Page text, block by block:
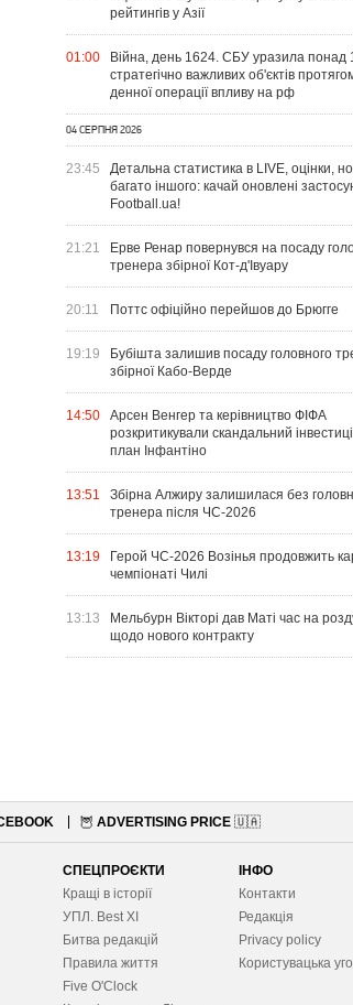
рейтингів у Азії
01:00
Війна, день 1624. СБУ уразила понад
стратегічно важливих об'єктів
денної операції впливу на рф
04 СЕРПНЯ 2026
23:45
Детальна статистика в LIVE, оцінки,
багато іншого: качай оновлені
Football.ua!
21:21
Ерве Ренар повернувся на посаду
тренера збірної Кот-д'Івуару
20:11 Поттс офіційно перейшов до Брюгге
19:19
Бубішта залишив посаду головного
збірної Кабо-Верде
14:50
Арсен Венгер та керівництво ФІФА
розкритикували скандальний
план Інфантіно
13:51
Збірна Алжиру залишилася без
тренера після ЧС-2026
13:19
Герой ЧС-2026 Возінья продовжить
чемпіонаті Чилі
13:13
Мельбурн Вікторі дав Маті час на
щодо нового контракту
🦉 ADVERTISING PRICE 🇺🇦
СПЕЦПРОЄКТИ
Кращі в історії
УПЛ. Best XІ
Битва редакцій
Правила життя
Five O'Clock
ІНФО
Контакти
Редакція
Privacy policy
Користувацька